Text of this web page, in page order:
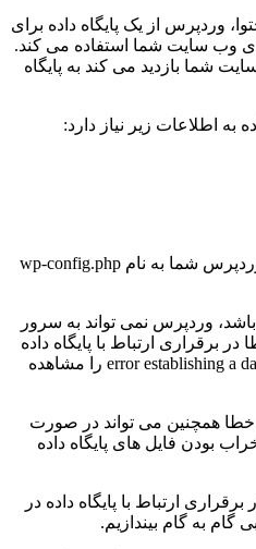
وردپرس از یک پایگاه داده برای
وب سایت شما استفاده می کند.
شما بازدید می کند به پایگاه
به اطلاعات زیر نیاز دارد:
این اطلاعات در فایل پیکربندی وردپرس شما به نام wp-config.php
وردپرس نمی تواند به سرور
برقراری ارتباط با پایگاه‌ داده
در وردپرس یا error establishing a database connection را مشاهده
خطا همچنین می تواند در صورت
بودن فایل های پایگاه داده
ارتباط با پایگاه‌ داده در
به گام بیندازیم.